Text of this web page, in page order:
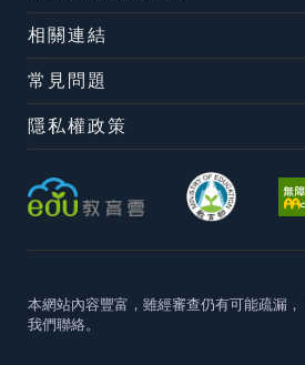
相關連結
常見問題
隱私權政策
本網站內容豐富，雖經審查仍有可能疏漏，
我們聯絡。